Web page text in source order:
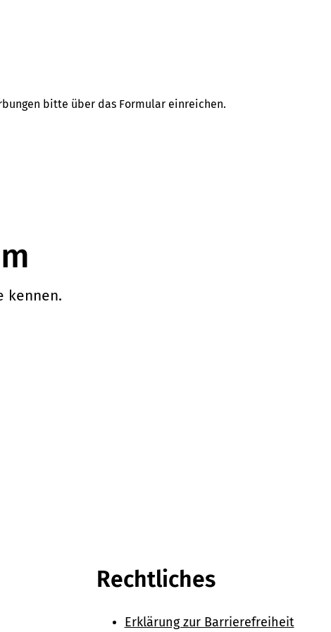
bitte über das Formular einreichen.
kennen.
Rechtliches
Erklärung zur Barrierefreiheit